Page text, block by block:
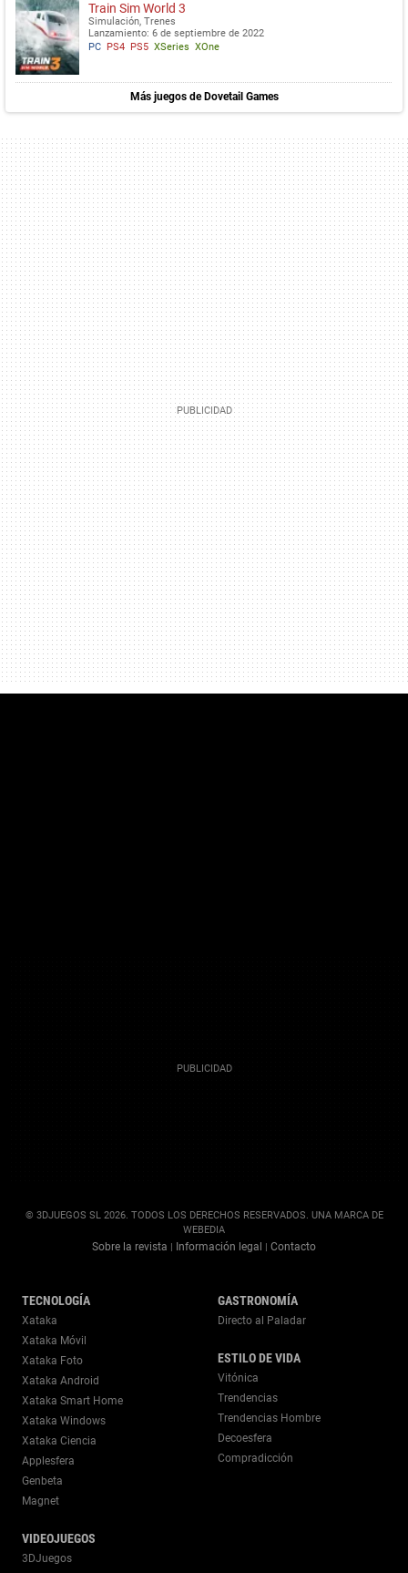
Train Sim World 3
Simulación, Trenes
Lanzamiento: 6 de septiembre de 2022
PC PS4 PS5 XSeries XOne
Más juegos de Dovetail Games
© 3DJUEGOS SL 2026. TODOS LOS DERECHOS RESERVADOS. UNA MARCA DE
WEBEDIA
Sobre la revista | Información legal | Contacto
TECNOLOGÍA
Xataka
Xataka Móvil
Xataka Foto
Xataka Android
Xataka Smart Home
Xataka Windows
Xataka Ciencia
Applesfera
Genbeta
Magnet
VIDEOJUEGOS
3DJuegos
GASTRONOMÍA
Directo al Paladar
ESTILO DE VIDA
Vitónica
Trendencias
Trendencias Hombre
Decoesfera
Compradicción